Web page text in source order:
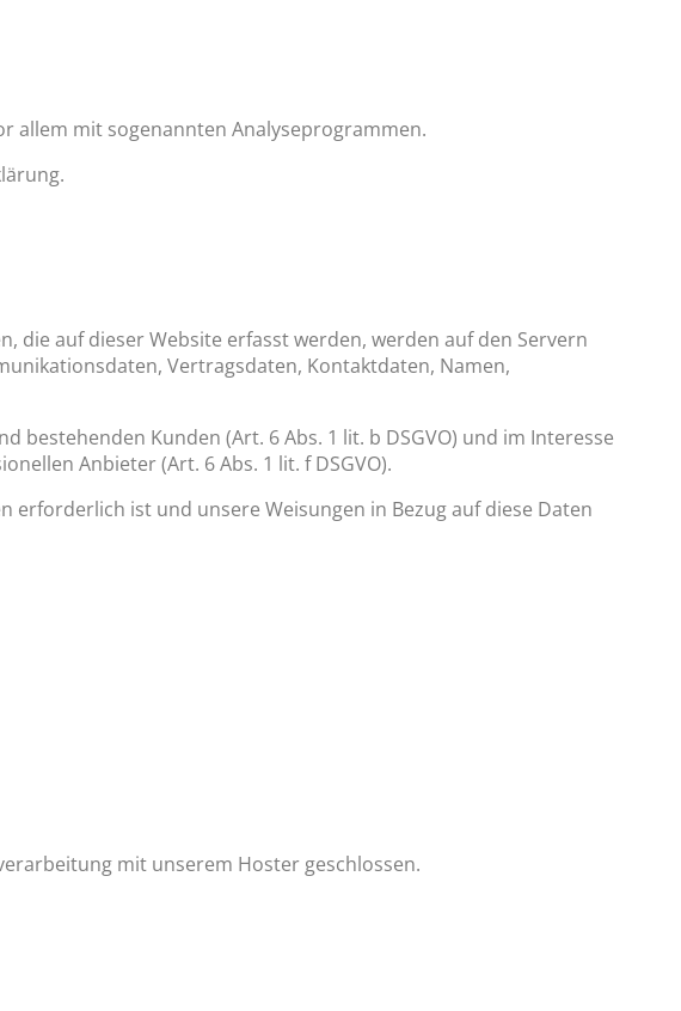
allem mit sogenannten Analyseprogrammen.
die auf dieser Website erfasst werden, werden auf den Servern
Vertragsdaten, Kontaktdaten, Namen,
Kunden (Art. 6 Abs. 1 lit. b DSGVO) und im Interesse
Anbieter (Art. 6 Abs. 1 lit. f DSGVO).
ist und unsere Weisungen in Bezug auf diese Daten
mit unserem Hoster geschlossen.